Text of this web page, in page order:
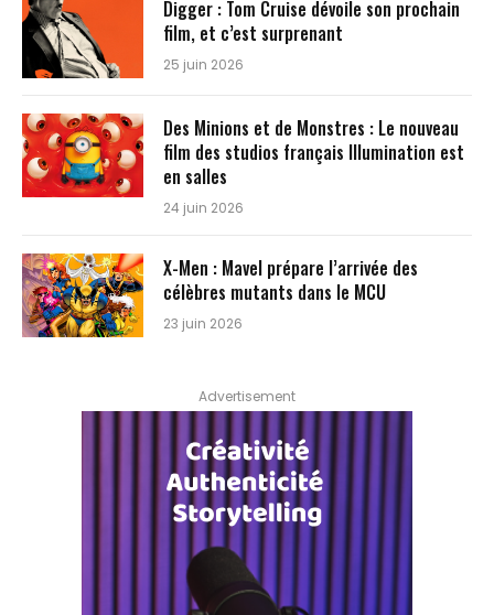
Digger : Tom Cruise dévoile son prochain
film, et c’est surprenant
25 juin 2026
Des Minions et de Monstres : Le nouveau
film des studios français Illumination est
en salles
24 juin 2026
X-Men : Mavel prépare l’arrivée des
célèbres mutants dans le MCU
23 juin 2026
Advertisement